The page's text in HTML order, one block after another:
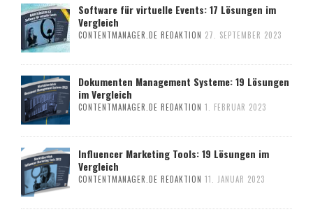
Software für virtuelle Events: 17 Lösungen im
Vergleich
CONTENTMANAGER.DE REDAKTION 27. SEPTEMBER 2023
Dokumenten Management Systeme: 19 Lösungen
im Vergleich
CONTENTMANAGER.DE REDAKTION 1. FEBRUAR 2023
Influencer Marketing Tools: 19 Lösungen im
Vergleich
CONTENTMANAGER.DE REDAKTION 11. JANUAR 2023